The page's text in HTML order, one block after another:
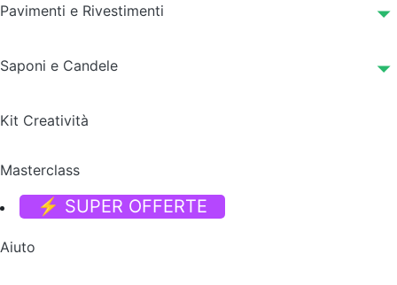
Pavimenti e Rivestimenti
Saponi e Candele
Kit Creatività
Masterclass
⚡ SUPER OFFERTE
Aiuto